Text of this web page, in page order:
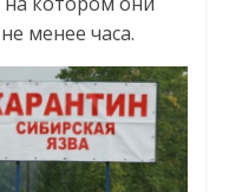
менее часа.